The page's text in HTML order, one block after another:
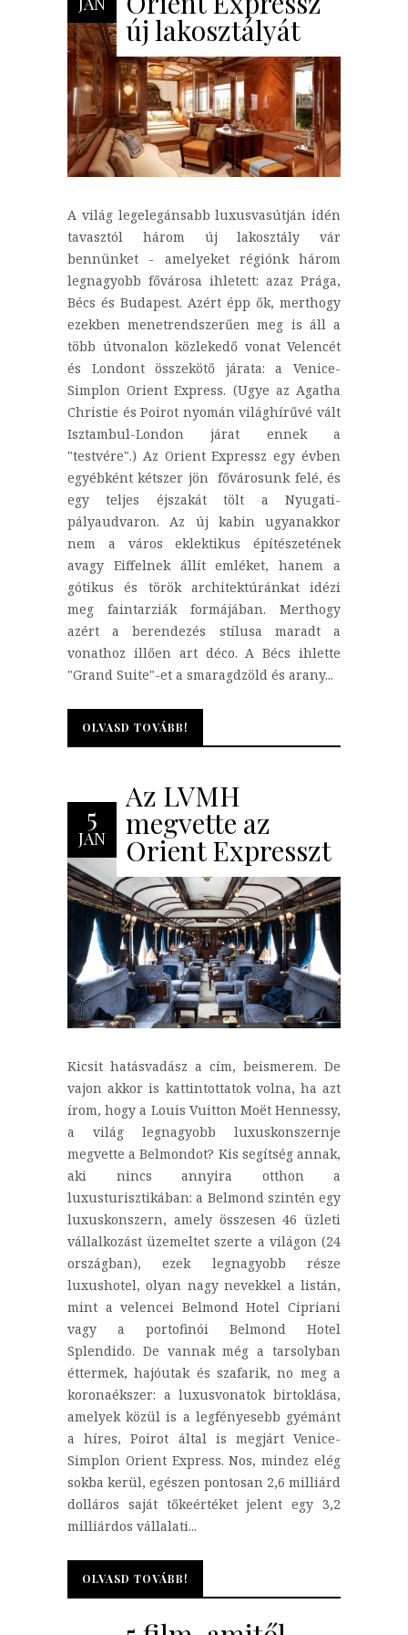
új lakosztályát
A világ legelegánsabb luxusvasútján idén
tavasztól három új lakosztály vár
bennünket - amelyeket régiónk három
legnagyobb fővárosa ihletett: azaz Prága,
Bécs és Budapest. Azért épp ők, merthogy
ezekben menetrendszerűen meg is áll a
több útvonalon közlekedő vonat Velencét
és Londont összekötő járata: a Venice-
Simplon Orient Express. (Ugye az Agatha
Christie és Poirot nyomán világhírűvé vált
Isztambul-London járat ennek a
"testvére".) Az Orient Expressz egy évben
egyébként kétszer jön fővárosunk felé, és
egy teljes éjszakát tölt a Nyugati-
pályaudvaron. Az új kabin ugyanakkor
nem a város eklektikus építészetének
avagy Eiffelnek állít emléket, hanem a
gótikus és török architektúránkat idézi
meg faintarziák formájában. Merthogy
azért a berendezés stílusa maradt a
vonathoz illően art déco. A Bécs ihlette
"Grand Suite"-et a smaragdzöld és arany...
OLVASD TOVÁBB!
OLVASD TOVÁBB!
5
JAN
Az LVMH
megvette az
Orient Expresszt
Kicsit hatásvadász a cím, beismerem. De
vajon akkor is kattintottatok volna, ha azt
írom, hogy a Louis Vuitton Moët Hennessy,
a világ legnagyobb luxuskonszernje
megvette a Belmondot? Kis segítség annak,
aki nincs annyira otthon a
luxusturisztikában: a Belmond szintén egy
luxuskonszern, amely összesen 46 üzleti
vállalkozást üzemeltet szerte a világon (24
országban), ezek legnagyobb része
luxushotel, olyan nagy nevekkel a listán,
mint a velencei Belmond Hotel Cipriani
vagy a portofinói Belmond Hotel
Splendido. De vannak még a tarsolyban
éttermek, hajóutak és szafarik, no meg a
koronaékszer: a luxusvonatok birtoklása,
amelyek közül is a legfényesebb gyémánt
a híres, Poirot által is megjárt Venice-
Simplon Orient Express. Nos, mindez elég
sokba kerül, egészen pontosan 2,6 milliárd
dolláros saját tőkeértéket jelent egy 3,2
milliárdos vállalati...
OLVASD TOVÁBB!
OLVASD TOVÁBB!